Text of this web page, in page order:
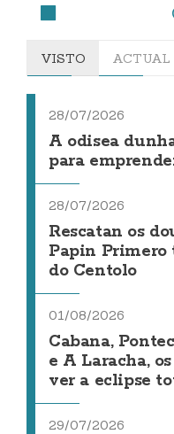
VISTO ACTUAL
28/07/2026
A odisea
para
28/07/2026
Rescatan os
Papin Primero
do Centolo
01/08/2026
Cabana,
e A Laracha,
ver a eclipse
29/07/2026